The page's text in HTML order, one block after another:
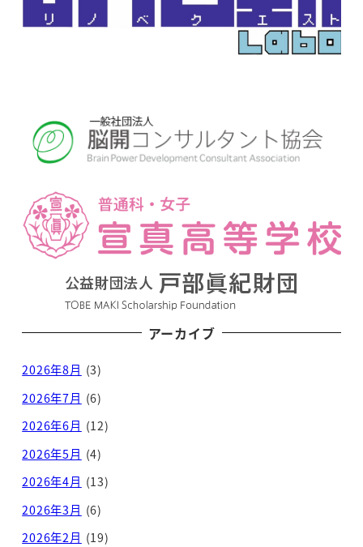
アーカイブ
2026年8月 (3)
2026年7月 (6)
2026年6月 (12)
2026年5月 (4)
2026年4月 (13)
2026年3月 (6)
2026年2月 (19)